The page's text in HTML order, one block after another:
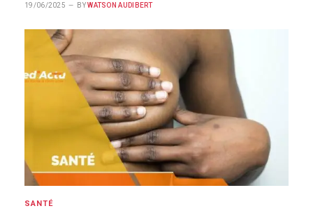
19/06/2025 BY WATSON AUDIBERT
SANTÉ